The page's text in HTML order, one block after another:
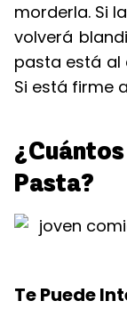
morderla. Si
volverá
pasta está al
Si está firme
Pasta?
Te Puede